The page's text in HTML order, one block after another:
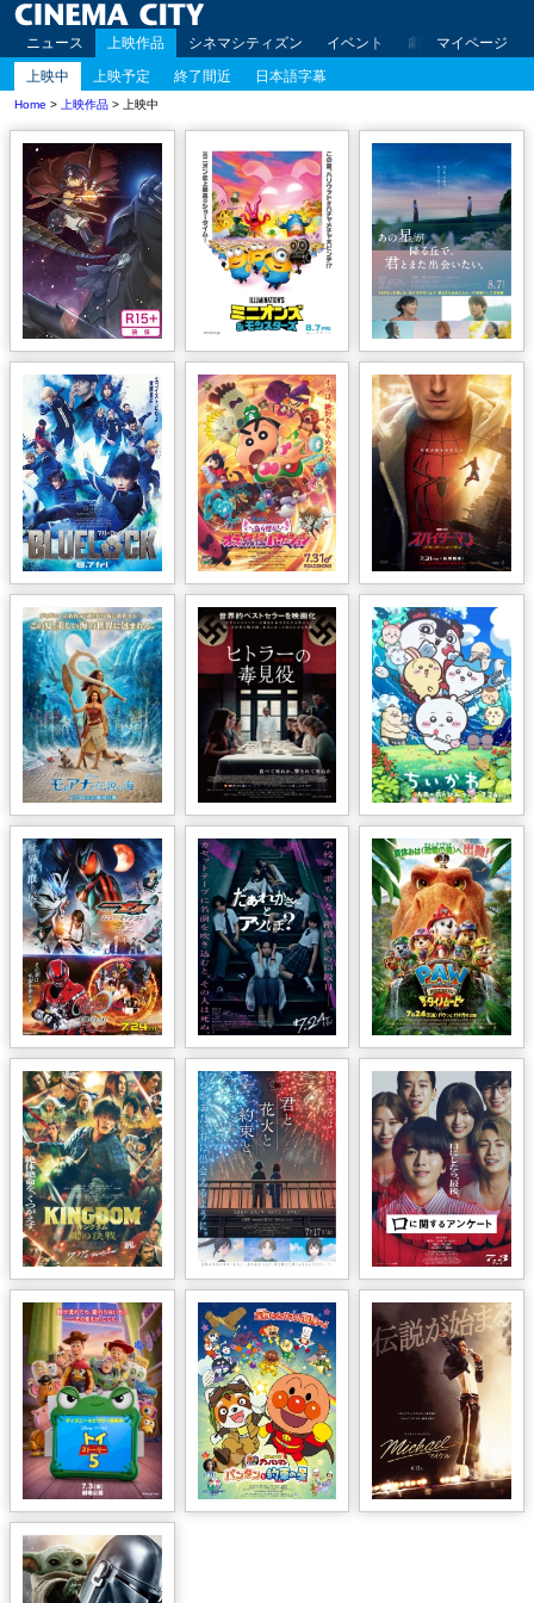
ニュース 上映作品 シネマシティズン イベント 劇場案内 アク
マイページ
上映中
上映予定 終了間近 日本語字幕
Home > 上映作品 > 上映中